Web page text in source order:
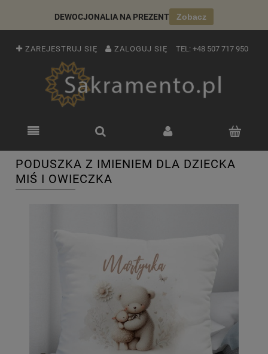
DEWOCJONALIA NA PREZENT Zobacz
ZAREJESTRUJ SIĘ ZALOGUJ SIĘ TEL: +48 507 717 950
PODUSZKA Z IMIENIEM DLA DZIECKA
MIŚ I OWIECZKA